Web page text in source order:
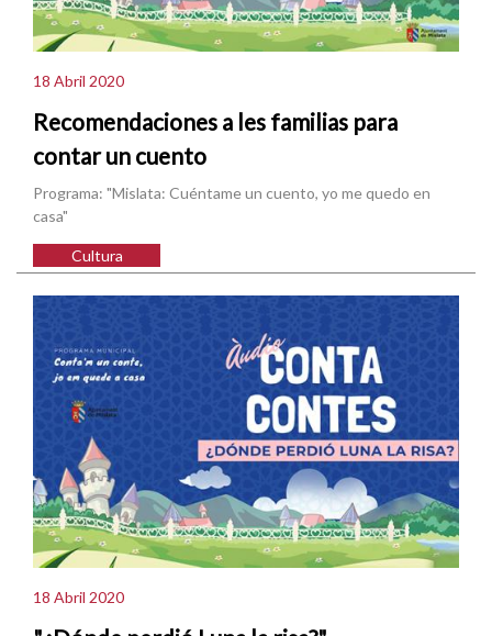
18 Abril 2020
Recomendaciones a les familias para
contar un cuento
Programa: "Mislata: Cuéntame un cuento, yo me quedo en
casa"
Cultura
18 Abril 2020